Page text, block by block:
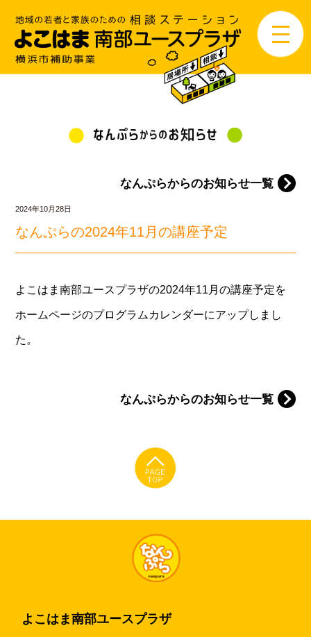
なんぷらからのお知らせ一覧
2024年10月28日
なんぷらの2024年11月の講座予定
よこはま南部ユースプラザの2024年11月の講座予定を
ホームページのプログラムカレンダーにアップしまし
た。
なんぷらからのお知らせ一覧
よこはま南部ユースプラザ